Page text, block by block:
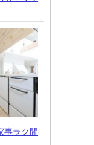
事ラク間